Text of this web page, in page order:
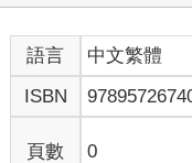
語言 中文繁體
ISBN
頁數 0